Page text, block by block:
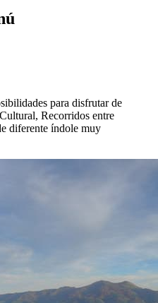
para disfrutar de
Recorridos entre
diferente índole muy